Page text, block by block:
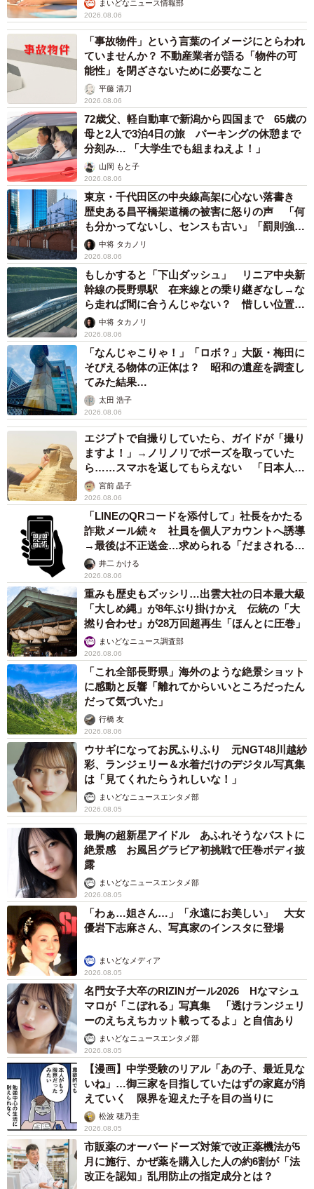
まいどなニュース情報部
2026.08.06
「事故物件」という言葉のイメージにとらわれ
ていませんか？ 不動産業者が語る「物件の可
能性」を閉ざさないために必要なこと
平藤 清刀
2026.08.06
72歳父、軽自動車で新潟から四国まで 65歳の
母と2人で3泊4日の旅 パーキングの休憩まで
分刻み… 「大学生でも組まねえよ！」
山岡 もと子
2026.08.06
東京・千代田区の中央線高架に心ない落書き
歴史ある昌平橋架道橋の被害に怒りの声 「何
も分かってないし、センスも古い」「罰則強化
して」中将 タカノリ
2026.08.06
もしかすると「下山ダッシュ」 リニア中央新
幹線の長野県駅 在来線との乗り継ぎなし→な
ら走れば間に合うんじゃない？ 惜しい位置関
係が反響
中将 タカノリ
2026.08.06
「なんじゃこりゃ！」「ロボ？」大阪・梅田に
そびえる物体の正体は？ 昭和の遺産を調査し
てみた結果…
太田 浩子
2026.08.06
エジプトで自撮りしていたら、ガイドが「撮り
ますよ！」→ノリノリでポーズを取っていた
ら……スマホを返してもらえない 「日本人は
カモ代表かも」「私は6時間で3万円払った」
宮前 晶子
2026.08.06
「LINEのQRコードを添付して」社長をかたる
詐欺メール続々 社員を個人アカウントへ誘導
→最後は不正送金…求められる「だまされる前
提」の対策
井二 かける
2026.08.06
重みも歴史もズッシリ…出雲大社の日本最大級
「大しめ縄」が8年ぶり掛けかえ 伝統の「大
撚り合わせ」が28万回超再生「ほんとに圧巻」
まいどなニュース調査部
2026.08.06
「これ全部長野県」海外のような絶景ショット
に感動と反響「離れてからいいところだったん
だって気づいた」
行橋 友
2026.08.06
ウサギになってお尻ふりふり 元NGT48川越紗
彩、ランジェリー＆水着だけのデジタル写真集
は「見てくれたらうれしいな！」
まいどなニュースエンタメ部
2026.08.05
最胸の超新星アイドル あふれそうなバストに
絶景感 お風呂グラビア初挑戦で圧巻ボディ披
露
まいどなニュースエンタメ部
2026.08.05
「わぁ…姐さん…」「永遠にお美しい」 大女
優岩下志麻さん、写真家のインスタに登場
まいどなメディア
2026.08.05
名門女子大卒のRIZINガール2026 Hなマシュ
マロが「こぼれる」写真集 「透けランジェリ
ーのえちえちカット載ってるよ」と自信あり
まいどなニュースエンタメ部
2026.08.05
【漫画】中学受験のリアル「あの子、最近見な
いね」…御三家を目指していたはずの家庭が消
えていく 限界を迎えた子を目の当りに
松波 穂乃圭
2026.08.05
市販薬のオーバードーズ対策で改正薬機法が5
月に施行、かぜ薬を購入した人の約6割が「法
改正を認知」乱用防止の指定成分とは？